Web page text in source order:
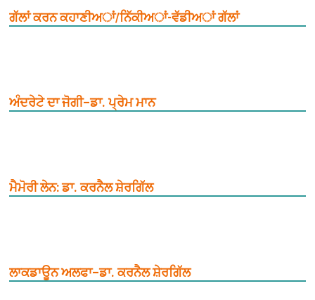
ਗੱਲਾਂ ਕਰਨ ਕਹਾਣੀਅਾਂ/ਨਿੱਕੀਅਾਂ-ਵੱਡੀਅਾਂ ਗੱਲਾਂ
ਅੰਦਰੇਟੇ ਦਾ ਜੋਗੀ–ਡਾ. ਪ੍ਰੇਮ ਮਾਨ
ਮੈਮੋਰੀ ਲੇਨ: ਡਾ. ਕਰਨੈਲ ਸ਼ੇਰਗਿੱਲ
ਲਾਕਡਾਊਨ ਅਲਫਾ–ਡਾ. ਕਰਨੈਲ ਸ਼ੇਰਗਿੱਲ